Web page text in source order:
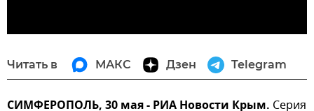
Читать в МАКС Дзен Telegram
СИМФЕРОПОЛЬ, 30 мая - РИА Новости Крым. Серия